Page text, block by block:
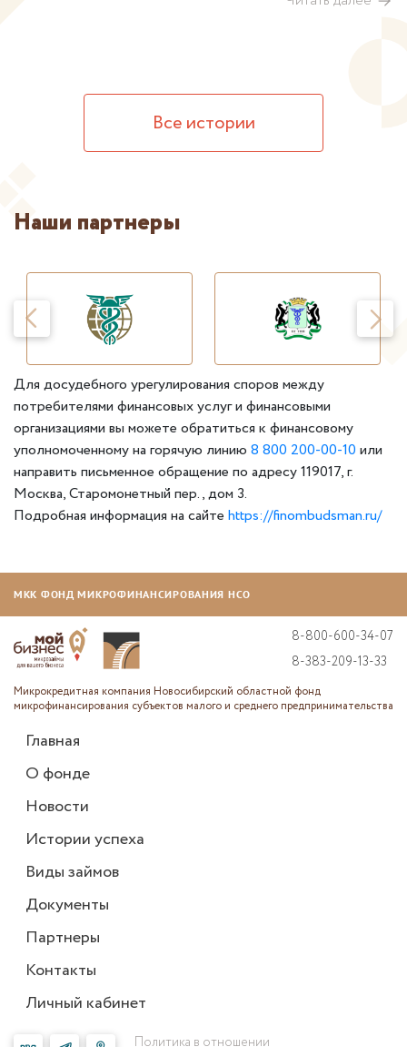
Все истории
Наши партнеры
Для досудебного урегулирования споров между
потребителями финансовых услуг и финансовыми
организациями вы можете обратиться к финансовому
уполномоченному на горячую линию 8 800 200-00-10 или
направить письменное обращение по адресу 119017, г.
Москва, Старомонетный пер., дом 3.
Подробная информация на сайте https://finombudsman.ru/
МКК ФОНД МИКРОФИНАНСИРОВАНИЯ НСО
8-800-600-34-07
8-383-209-13-33
Микрокредитная компания Новосибирский областной фонд
микрофинансирования субъектов малого и среднего предпринимательства
Главная
О фонде
Новости
Истории успеха
Виды займов
Документы
Партнеры
Контакты
Личный кабинет
Политика в отношении